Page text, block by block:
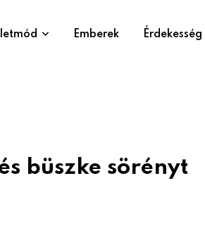
Emberek Érdekesség
büszke sörényt